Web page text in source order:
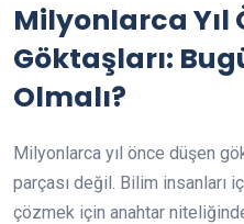
Milyonlarca Yıl
Göktaşları:
Olmalı?
Milyonlarca yıl önce düşen
parçası değil. Bilim insanları
çözmek için anahtar